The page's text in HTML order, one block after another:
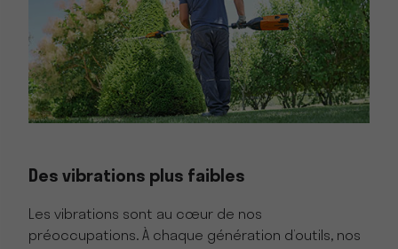
Des vibrations plus faibles
Les vibrations sont au cœur de nos
préoccupations. À chaque génération d’outils, nos